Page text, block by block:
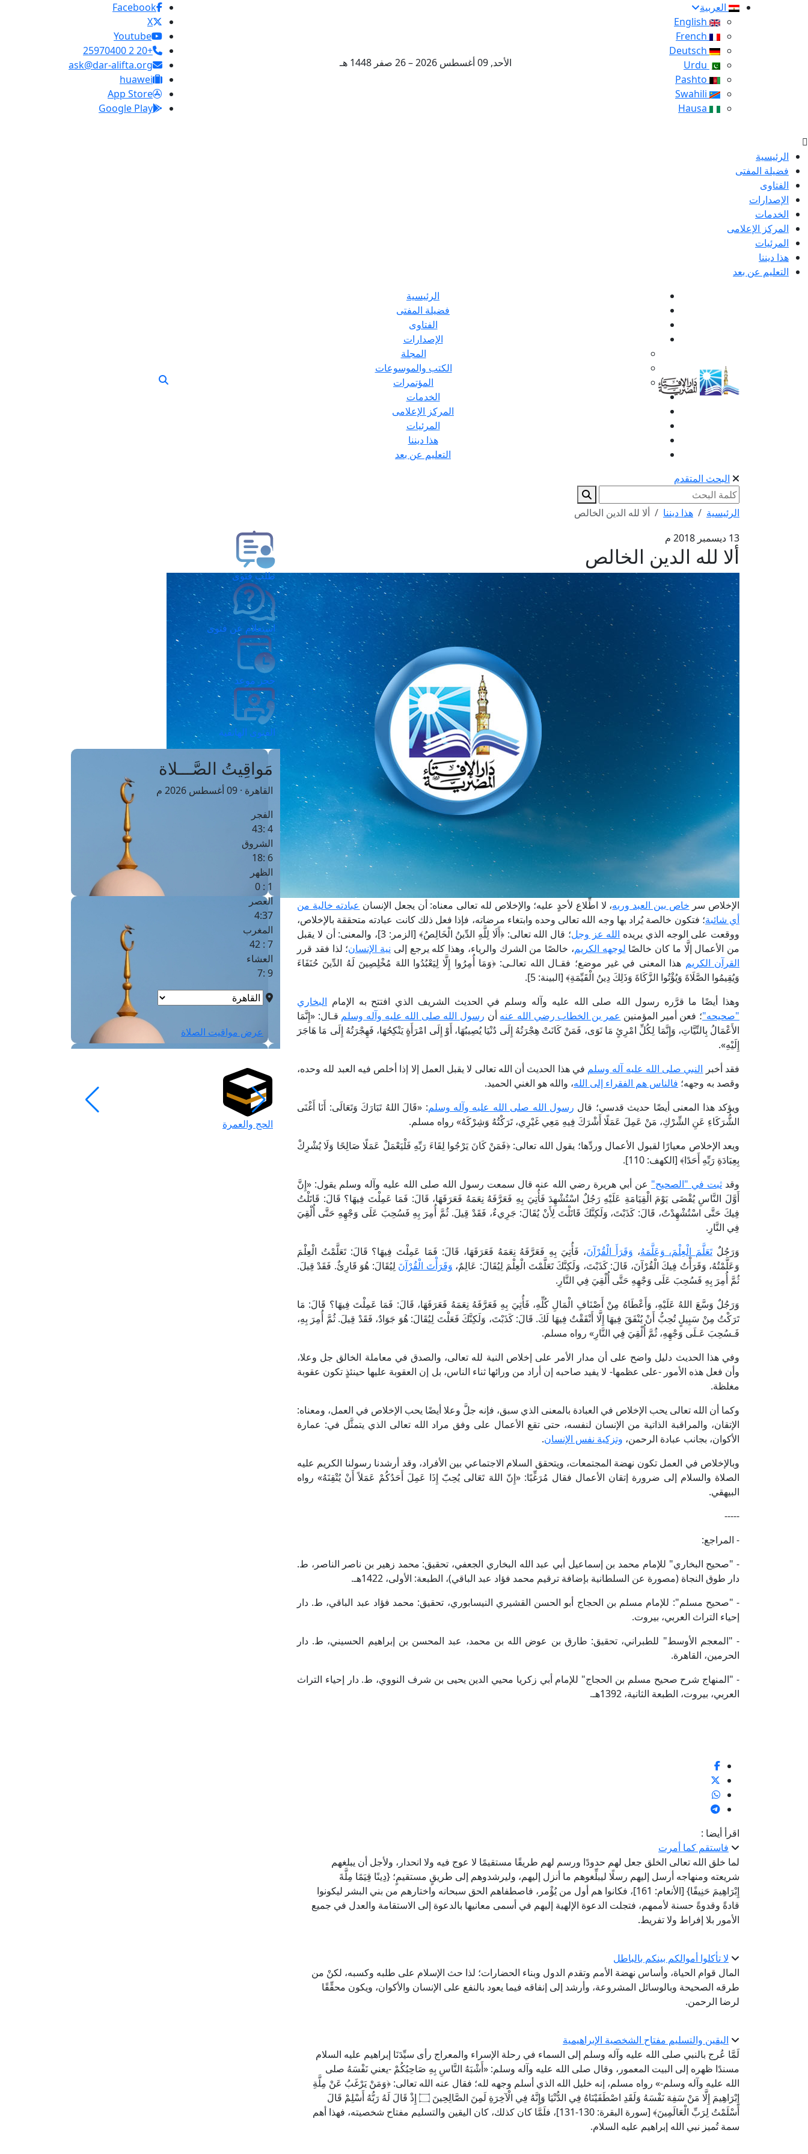
العربية
الأحد, 09 أغسطس 2026 – 26 صفر 1448 هـ
Facebook
X
Youtube
+20 2 25970400
ask@dar-alifta.org
huawei
App Store
Google Play
الرئيسية
فضيلة المفتى
الفتاوى
الإصدارات
الخدمات
المركز الإعلامى
المرئيات
هذا ديننا
التعليم عن بعد
الرئيسية
فضيلة المفتى
الفتاوى
الإصدارات
المجلة
الكتب والموسوعات
المؤتمرات
الخدمات
المركز الإعلامى
المرئيات
هذا ديننا
التعليم عن بعد
البحث المتقدم
الرئيسية هذا ديننا
ألا لله الدين الخالص
13 ديسمبر 2018 م
ألا لله الدين الخالص
الإخلاص سر خاص بين العبد وربه، لا اطِّلاع لأحدٍ عليه؛ والإخلاص لله تعالى معناه: أن يجعل الإنسان عبادته خالية من
أي شائبة؛ فتكون خالصة يُراد بها وجه الله تعالى وحده وابتغاء مرضاته، فإذا فعل ذلك كانت عبادته متحققة بالإخلاص،
ووقعت على الوجه الذي يريده الله عز وجل
؛ قال الله تعالى: ﴿أَلَا لِلَّهِ الدِّينُ الْخَالِصُ﴾ [الزمر: 3]، والمعنى: أن لا يقبل
من الأعمال إلَّا ما كان خالصًا لوجهه الكريم، خالصًا من الشرك والرياء، وهذا كله يرجع إلى نية الإنسان؛ لذا فقد قرر
القرآن الكريم هذا المعنى في غير موضع؛ فقـال الله تعالـى: ﴿وَمَا أُمِرُوا إِلَّا لِيَعْبُدُوا اللهَ مُخْلِصِينَ لَهُ الدِّينَ حُنَفَاءَ
وَيُقِيمُوا الصَّلَاةَ وَيُؤْتُوا الزَّكَاةَ وَذَلِكَ دِينُ الْقَيِّمَةِ﴾ [البينة: 5].
وهذا أيضًا ما قرَّره رسول الله صلى الله عليه وآله وسلم في الحديث الشريف الذي افتتح به الإمام البخاري
"صحيحه"؛ فعن أمير المؤمنين عمر بن الخطاب رضي الله عنه أن رسول الله صلى الله عليه وآله وسلم قـال: «إِنَّمَا
الأَعْمَالُ بِالنِّيَّاتِ، وَإِنَّمَا لِكُلِّ امْرِئٍ مَا نَوَى، فَمَنْ كَانَتْ هِجْرَتُهُ إِلَى دُنْيَا يُصِيبُهَا، أَوْ إِلَى امْرَأَةٍ يَنْكِحُهَا، فَهِجْرَتُهُ إِلَى مَا هَاجَرَ
إِلَيْهِ».
فقد أخبر النبي صلى الله عليه آله وسلم في هذا الحديث أن الله تعالى لا يقبل العمل إلا إذا أخلص فيه العبد لله وحده،
وقصد به وجهه؛ فالناس هم الفقراء إلى الله، والله هو الغني الحميد.
ويؤكد هذا المعنى أيضًا حديث قدسي؛ قال رسول الله صلى الله عليه وآله وسلم: «قَالَ اللهُ تَبَارَكَ وَتَعَالَى: أَنَا أَغْنَى
الشُّرَكَاءِ عَنِ الشِّرْكِ، مَنْ عَمِلَ عَمَلًا أَشْرَكَ فِيهِ مَعِي غَيْرِي، تَرَكْتُهُ وَشِرْكَهُ» رواه مسلم.
ويعد الإخلاص معيارًا لقبول الأعمال وردِّها؛ يقول الله تعالى: ﴿فَمَنْ كَانَ يَرْجُوا لِقَاءَ رَبِّهِ فَلْيَعْمَلْ عَمَلًا صَالِحًا وَلَا يُشْرِكْ
بِعِبَادَةِ رَبِّهِ أَحَدًا﴾ [الكهف: 110].
وقد ثبت في "الصحيح" عن أبي هريرة رضي الله عنه قال سمعت رسول الله صلى الله عليه وآله وسلم يقول: «إِنَّ
أَوَّلَ النَّاسِ يُقْضَى يَوْمَ الْقِيَامَةِ عَلَيْهِ رَجُلٌ اسْتُشْهِدَ فَأُتِيَ بِهِ فَعَرَّفَهُ نِعَمَهُ فَعَرَفَهَا، قَالَ: فَمَا عَمِلْتَ فِيهَا؟ قَالَ: قَاتَلْتُ
فِيكَ حَتَّى اسْتُشْهِدْتُ، قَالَ: كَذَبْتَ، وَلَكِنَّكَ قَاتَلْتَ لِأَنْ يُقَالَ: جَرِيءٌ، فَقَدْ قِيلَ. ثُمَّ أُمِرَ بِهِ فَسُحِبَ عَلَى وَجْهِهِ حَتَّى أُلْقِيَ
فِي النَّارِ.
وَرَجُلٌتَعَلَّمَ الْعِلْمَ، وَعَلَّمَهُ، وَقَرَأَ الْقُرْآنَ، فَأُتِيَ بِهِ فَعَرَّفَهُ نِعَمَهُ فَعَرَفَهَا، قَالَ: فَمَا عَمِلْتَ فِيهَا؟ قَالَ: تَعَلَّمْتُ الْعِلْمَ
وَعَلَّمْتُهُ، وَقَرَأْتُ فِيكَ الْقُرْآنَ، قَالَ: كَذَبْتَ، وَلَكِنَّكَ تَعَلَّمْتَ الْعِلْمَ لِيُقَالَ: عَالِمٌ، وَقَرَأْتَ الْقُرْآنَ لِيُقَالَ: هُوَ قَارِئٌ. فَقَدْ قِيلَ.
ثُمَّ أُمِرَ بِهِ فَسُحِبَ عَلَى وَجْهِهِ حَتَّى أُلْقِيَ فِي النَّارِ.
وَرَجُلٌ وَسَّعَ اللهُ عَلَيْهِ، وَأَعْطَاهُ مِنْ أَصْنَافِ الْمَالِ كُلِّهِ، فَأُتِيَ بِهِ فَعَرَّفَهُ نِعَمَهُ فَعَرَفَهَا، قَالَ: فَمَا عَمِلْتَ فِيهَا؟ قَالَ: مَا
تَرَكْتُ مِنْ سَبِيلٍ تُحِبُّ أَنْ يُنْفَقَ فِيهَا إِلَّا أَنْفَقْتُ فِيهَا لَكَ. قَالَ: كَذَبْتَ، وَلَكِنَّكَ فَعَلْتَ لِيُقَالَ: هُوَ جَوَادٌ، فَقَدْ قِيلَ. ثُمَّ أُمِرَ بِهِ،
فَـسُحِبَ عَـلَى وَجْهِهِ، ثُمَّ أُلْقِيَ فِي النَّارِ» رواه مسلم.
وفي هذا الحديث دليل واضح على أن مدار الأمر على إخلاص النية لله تعالى، والصدق في معاملة الخالق جل وعلا،
وأن فعل هذه الأمور -على عظمها- لا يفيد صاحبه إن أراد من ورائها ثناء الناس، بل إن العقوبة عليها حينئذٍ تكون عقوبة
مغلظة.
وكما أن الله تعالى يحب الإخلاص في العبادة بالمعنى الذي سبق، فإنه جلَّ وعلا أيضًا يحب الإخلاص في العمل، ومعناه:
الإتقان، والمراقبة الذاتية من الإنسان لنفسه، حتى تقع الأعمال على وفق مراد الله تعالى الذي يتمثَّل في: عمارة
الأكوان، بجانب عبادة الرحمن، وتزكية نفس الإنسان.
وبالإخلاص في العمل تكون نهضة المجتمعات، ويتحقق السلام الاجتماعي بين الأفراد، وقد أرشدنا رسولنا الكريم عليه
الصلاة والسلام إلى ضرورة إتقان الأعمال فقال مُرَغِّبًا: «إِنّ اللهَ تَعَالى يُحِبّ إِذَا عَمِلَ أَحَدُكُمْ عَمَلاً أَنْ يُتْقِنَهُ» رواه
البيهقي.
-----
- المراجع:
- "صحيح البخاري" للإمام محمد بن إسماعيل أبي عبد الله البخاري الجعفي، تحقيق: محمد زهير بن ناصر الناصر، ط.
دار طوق النجاة (مصورة عن السلطانية بإضافة ترقيم محمد فؤاد عبد الباقي)، الطبعة: الأولى، 1422هـ.
- "صحيح مسلم": للإمام مسلم بن الحجاج أبو الحسن القشيري النيسابوري، تحقيق: محمد فؤاد عبد الباقي، ط. دار
إحياء التراث العربي، بيروت.
- "المعجم الأوسط" للطبراني، تحقيق: طارق بن عوض الله بن محمد، عبد المحسن بن إبراهيم الحسيني، ط. دار
الحرمين، القاهرة.
- "المنهاج شرح صحيح مسلم بن الحجاج" للإمام أبي زكريا محيي الدين يحيى بن شرف النووي، ط. دار إحياء التراث
العربي، بيروت، الطبعة الثانية، 1392هـ.
اقرأ أيضا :
فاستقم كما أمرت
لما خلق الله تعالى الخلق جعل لهم حدودًا ورسم لهم طريقًا مستقيمًا لا عوج فيه ولا انحدار، ولأجل أن يبلغهم
شريعته ومنهاجه أرسل إليهم رسلًا ليبلِّغوهم ما أنزل إليهم، وليرشدوهم إلى طريقٍ مستقيمٍ؛ {دِينًا قِيَمًا مِلَّةَ
إِبْرَاهِيمَ حَنِيفًا} [الأنعام: 161]، فكانوا هم أول من يُؤْمر، فاصطفاهم الحق سبحانه واختارهم من بني البشر ليكونوا
قادةً وقدوةً حسنة لأممهم، فتجلت الدعوة الإلهية إليهم في أسمى معانيها بالدعوة إلى الاستقامة والعدل في جميع
الأمور بلا إفراط ولا تفريط.
لا تأكلوا أموالكم بينكم بالباطل
المال قوام الحياة، وأساس نهضة الأمم وتقدم الدول وبناء الحضارات؛ لذا حث الإسلام على طلبه وكسبه، لكنْ من
طرقه الصحيحة وبالوسائل المشروعة، وأرشد إلى إنفاقه فيما يعود بالنفع على الإنسان والأكوان، ويكون محقِّقًا
لرضا الرحمن.
اليقين والتسليم مفتاح الشخصية الإبراهيمية
لَمَّا عُرج بالنبي صلى الله عليه وآله وسلم إلى السماء في رحلة الإسراء والمعراج رأى سيِّدَنَا إبراهيم عليه السلام
مسندًا ظهره إلى البيت المعمور، وقال صلى الله عليه وآله وسلم: «أَشْبَهُ النَّاسِ بِهِ صَاحِبُكُمْ -يعني نَفْسَهُ صلى
الله عليه وآله وسلم-» رواه مسلم، إنه خليل الله الذي أسلم وجهه لله؛ فقال عنه الله تعالى: ﴿وَمَنْ يَرْغَبُ عَنْ مِلَّةِ
إِبْرَاهِيمَ إِلَّا مَنْ سَفِهَ نَفْسَهُ وَلَقَدِ اصْطَفَيْنَاهُ فِي الدُّنْيَا وَإِنَّهُ فِي الْآخِرَةِ لَمِنَ الصَّالِحِينَ ۝ إِذْ قَالَ لَهُ رَبُّهُ أَسْلِمْ قَالَ
أَسْلَمْتُ لِرَبِّ الْعَالَمِينَ﴾ [سورة البقرة: 130-131]، فلَمَّا كان كذلك، كان اليقين والتسليم مفتاح شخصيته، فهذا أهم
سمة تُميز نبي الله إبراهيم عليه السلام.
طلب فتوى
استعلام عن فتوى
حجز موعد
الفتوى الهاتفية
مَواقِيتُ الصَّـــلاة
القاهرة · 09 أغسطس 2026 م
الفجر
4 :43
الشروق
6 :18
الظهر
1 : 0
العصر
4:37
المغرب
7 : 42
العشاء
9 :7
عرض مواقيت الصلاة
الحج والعمرة